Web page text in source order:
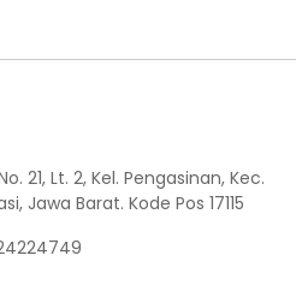
21, Lt. 2, Kel. Pengasinan, Kec.
Jawa Barat. Kode Pos 17115